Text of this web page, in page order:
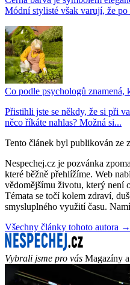
Módní stylisté však varují, že po
Co podle psychologů znamená,
Přistihli jste se někdy, že si při
něco říkáte nahlas? Možná si...
Tento článek byl publikován ze
Nespechej.cz je pozvánka
které běžně přehlížíme. Web
vědomějšímu životu, který není
Témata se točí kolem zdraví,
smysluplného využití času.
Všechny články tohoto autora →
Vybrali jsme pro vás Magazíny